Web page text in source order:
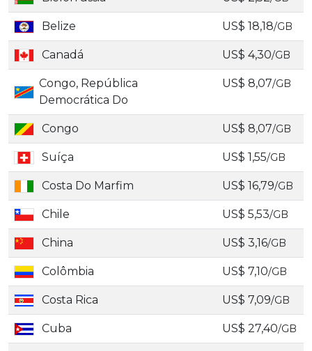
Belize US$ 18,18/GB
Canadá US$ 4,30/GB
Congo, República
Democrática Do
US$ 8,07/GB
Congo US$ 8,07/GB
Suíça US$ 1,55/GB
Costa Do Marfim US$ 16,79/GB
Chile US$ 5,53/GB
China US$ 3,16/GB
Colômbia US$ 7,10/GB
Costa Rica US$ 7,09/GB
Cuba US$ 27,40/GB